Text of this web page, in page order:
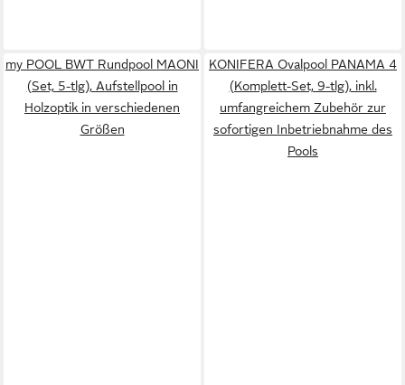
my POOL BWT Rundpool MAONI
(Set, 5-tlg), Aufstellpool in
Holzoptik in verschiedenen
Größen
KONIFERA Ovalpool PANAMA 4
(Komplett-Set, 9-tlg), inkl.
umfangreichem Zubehör zur
sofortigen Inbetriebnahme des
Pools